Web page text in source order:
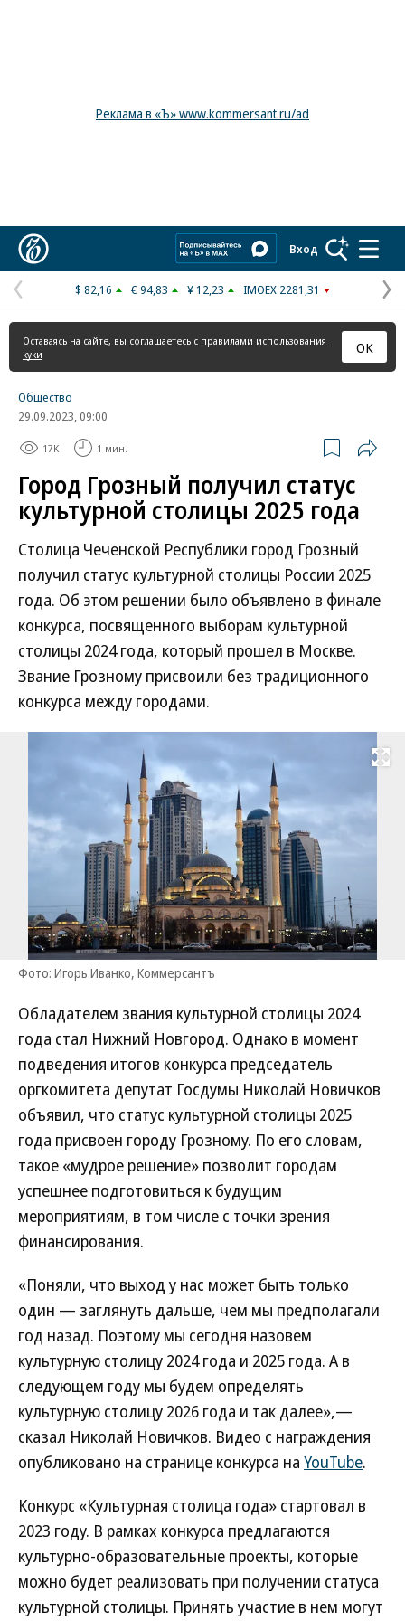
Реклама в «Ъ» www.kommersant.ru/ad
Вход
Предыдущая
страница
$ 82,16 € 94,83 ¥ 12,23 IMOEX 2281,31
Оставаясь на сайте, вы соглашаетесь с правилами использования
куки
ОК
Общество
29.09.2023, 09:00
17K 1 мин.
Город Грозный получил статус
культурной столицы 2025 года
Столица Чеченской Республики город Грозный
получил статус культурной столицы России 2025
года. Об этом решении было объявлено в финале
конкурса, посвященного выборам культурной
столицы 2024 года, который прошел в Москве.
Звание Грозному присвоили без традиционного
конкурса между городами.
Развернуть
Фото: Игорь Иванко, Коммерсантъ
Обладателем звания культурной столицы 2024
года стал Нижний Новгород. Однако в момент
подведения итогов конкурса председатель
оргкомитета депутат Госдумы Николай Новичков
объявил, что статус культурной столицы 2025
года присвоен городу Грозному. По его словам,
такое «мудрое решение» позволит городам
успешнее подготовиться к будущим
мероприятиям, в том числе с точки зрения
финансирования.
«Поняли, что выход у нас может быть только
один — заглянуть дальше, чем мы предполагали
год назад. Поэтому мы сегодня назовем
культурную столицу 2024 года и 2025 года. А в
следующем году мы будем определять
культурную столицу 2026 года и так далее»,—
сказал Николай Новичков. Видео с награждения
опубликовано на странице конкурса на YouTube.
Конкурс «Культурная столица года» стартовал в
2023 году. В рамках конкурса предлагаются
культурно-образовательные проекты, которые
можно будет реализовать при получении статуса
культурной столицы. Принять участие в нем могут